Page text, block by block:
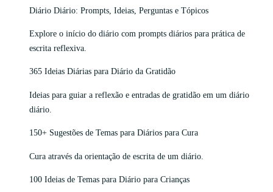
Diário Diário: Prompts, Ideias, Perguntas e Tópicos
Explore o início do diário com prompts diários para prática de
escrita reflexiva.
365 Ideias Diárias para Diário da Gratidão
Ideias para guiar a reflexão e entradas de gratidão em um diário
diário.
150+ Sugestões de Temas para Diários para Cura
Cura através da orientação de escrita de um diário.
100 Ideias de Temas para Diário para Crianças